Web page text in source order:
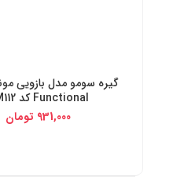
خرید از دیجی کالا
Functional کد SM112
931,000 تومان